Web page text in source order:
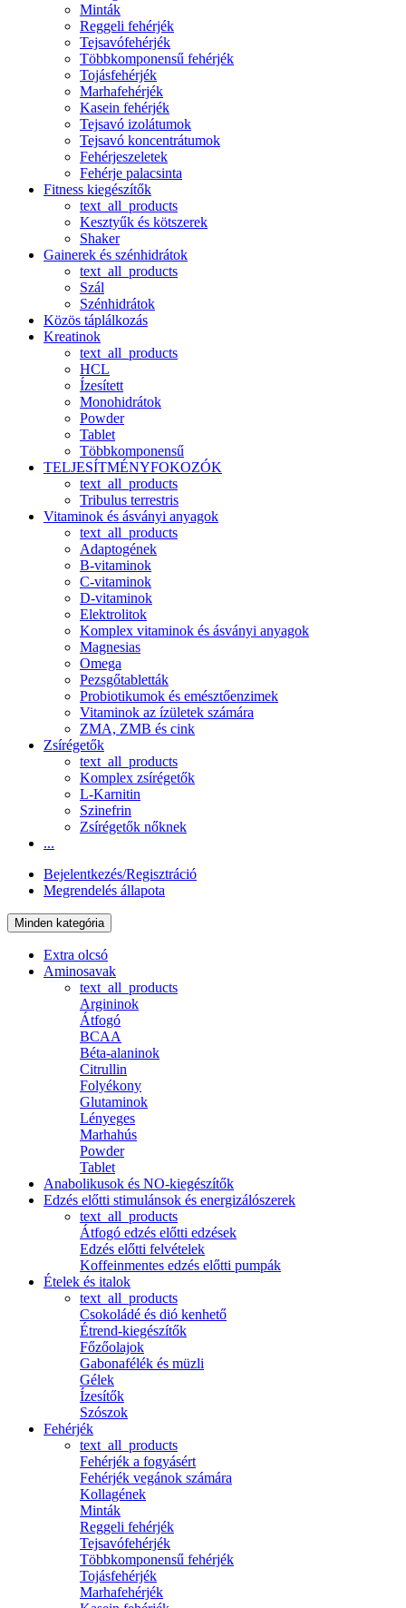
Minták
Reggeli fehérjék
Tejsavófehérjék
Többkomponensű fehérjék
Tojásfehérjék
Marhafehérjék
Kasein fehérjék
Tejsavó izolátumok
Tejsavó koncentrátumok
Fehérjeszeletek
Fehérje palacsinta
Fitness kiegészítők
text_all_products
Kesztyűk és kötszerek
Shaker
Gainerek és szénhidrátok
text_all_products
Szál
Szénhidrátok
Közös táplálkozás
Kreatinok
text_all_products
HCL
Ízesített
Monohidrátok
Powder
Tablet
Többkomponensű
TELJESÍTMÉNYFOKOZÓK
text_all_products
Tribulus terrestris
Vitaminok és ásványi anyagok
text_all_products
Adaptogének
B-vitaminok
C-vitaminok
D-vitaminok
Elektrolitok
Komplex vitaminok és ásványi anyagok
Magnesias
Omega
Pezsgőtabletták
Probiotikumok és emésztőenzimek
Vitaminok az ízületek számára
ZMA, ZMB és cink
Zsírégetők
text_all_products
Komplex zsírégetők
L-Karnitin
Szinefrin
Zsírégetők nőknek
...
Bejelentkezés/Regisztráció
Megrendelés állapota
Minden kategória
Extra olcsó
Aminosavak
text_all_products
Argininok
Átfogó
BCAA
Béta-alaninok
Citrullin
Folyékony
Glutaminok
Lényeges
Marhahús
Powder
Tablet
Anabolikusok és NO-kiegészítők
Edzés előtti stimulánsok és energizálószerek
text_all_products
Átfogó edzés előtti edzések
Edzés előtti felvételek
Koffeinmentes edzés előtti pumpák
Ételek és italok
text_all_products
Csokoládé és dió kenhető
Étrend-kiegészítők
Főzőolajok
Gabonafélék és müzli
Gélek
Ízesítők
Szószok
Fehérjék
text_all_products
Fehérjék a fogyásért
Fehérjék vegánok számára
Kollagének
Minták
Reggeli fehérjék
Tejsavófehérjék
Többkomponensű fehérjék
Tojásfehérjék
Marhafehérjék